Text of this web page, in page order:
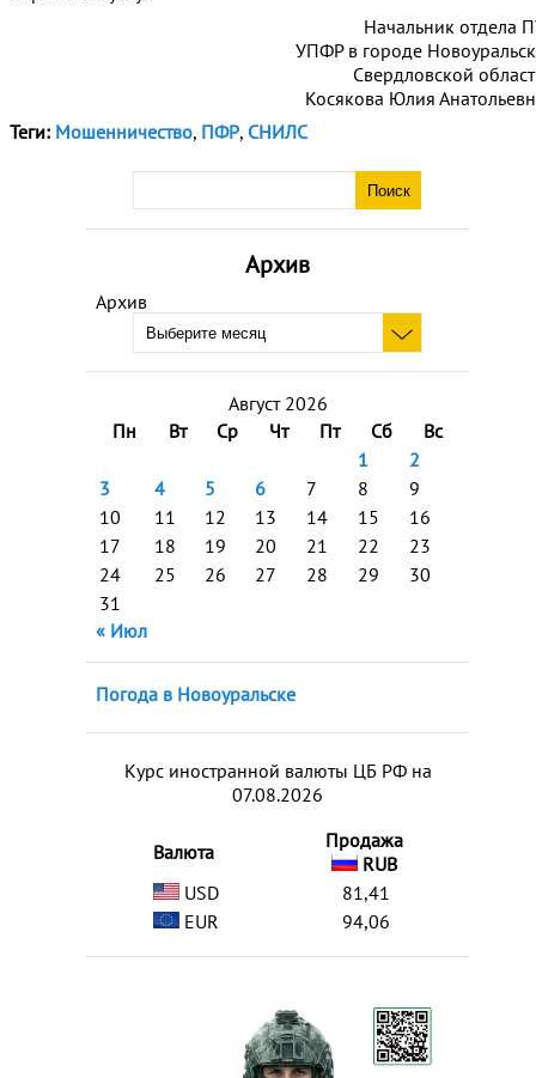
Архив
Архив
Август 2026
Пн
Вт Ср Чт Пт Сб
Вс
1
2
3
4 5 6 7 8
9
10
11 12 13 14 15
16
17
18 19 20 21 22
23
24
25 26 27 28 29
30
31
« Июл
Погода в Новоуральске
Курс иностранной валюты ЦБ РФ на
07.08.2026
Валюта
Продажа
RUB
USD
81,41
EUR
94,06
Начальник отдела
УПФР в городе
Свердловской
Косякова Юлия
Теги: Мошенничество, ПФР, СНИЛС